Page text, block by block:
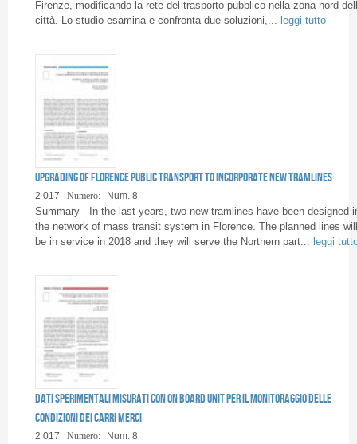
Firenze, modificando la rete del trasporto pubblico nella zona nord
città. Lo studio esamina e confronta due soluzioni,... leggi tutto
Upgrading of Florence public transport to incorporate new tramlines
2 017 Numero: Num. 8
Summary - In the last years, two new tramlines have been designed
the network of mass transit system in Florence. The planned lines will
be in service in 2018 and they will serve the Northern part... leggi
Dati sperimentali misurati con On Board Unit per il monitoraggio delle
condizioni dei carri merci
2 017 Numero: Num. 8